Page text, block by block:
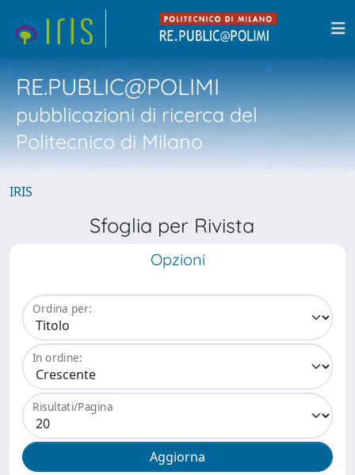
RE.PUBLIC@POLIMI
pubblicazioni di ricerca del
Politecnico di Milano
IRIS
Sfoglia per Rivista
Opzioni
Ordina per:
In ordine:
Risultati/Pagina